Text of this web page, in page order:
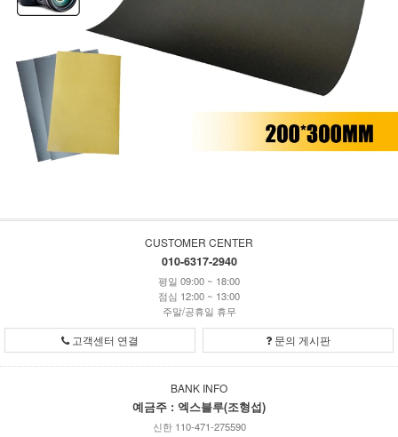
CUSTOMER CENTER
010-6317-2940
평일 09:00 ~ 18:00
점심 12:00 ~ 13:00
주말/공휴일 휴무
고객센터 연결 문의 게시판
BANK INFO
예금주 : 엑스블루(조형섭)
신한 110-471-275590